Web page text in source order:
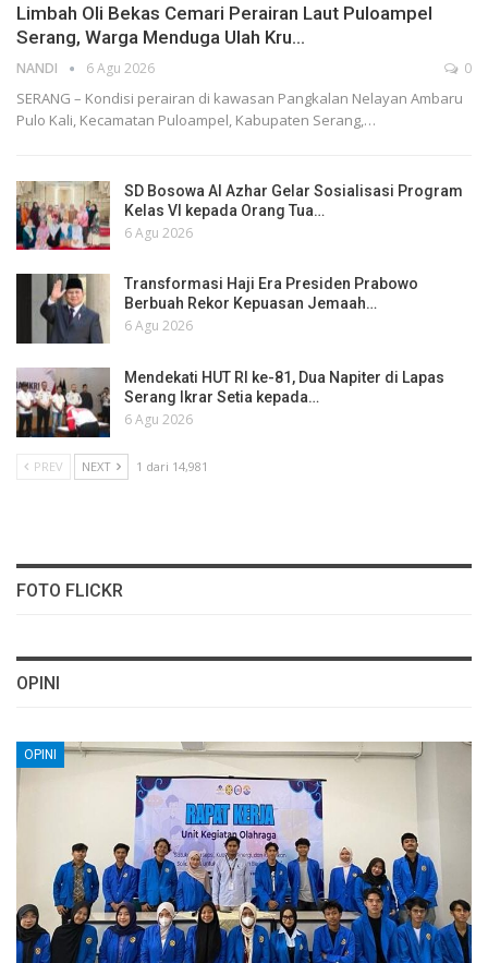
Limbah Oli Bekas Cemari Perairan Laut Puloampel
Serang, Warga Menduga Ulah Kru…
NANDI 6 Agu 2026 0
SERANG – Kondisi perairan di kawasan Pangkalan Nelayan Ambaru
Pulo Kali, Kecamatan Puloampel, Kabupaten Serang,…
SD Bosowa Al Azhar Gelar Sosialisasi Program
Kelas VI kepada Orang Tua…
6 Agu 2026
Transformasi Haji Era Presiden Prabowo
Berbuah Rekor Kepuasan Jemaah…
6 Agu 2026
Mendekati HUT RI ke-81, Dua Napiter di Lapas
Serang Ikrar Setia kepada…
6 Agu 2026
PREV NEXT 1 dari 14,981
FOTO FLICKR
OPINI
OPINI